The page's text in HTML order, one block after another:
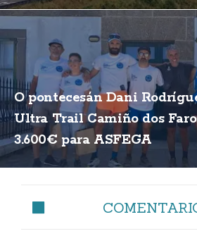
O pontecesán Dani
Ultra Trail Camiño dos
3.600€ para ASFEGA